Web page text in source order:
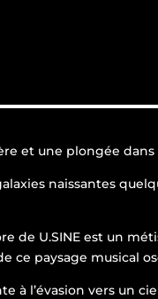
et une plongée
naissantes
de U.SINE est un
ce paysage musical
à l’évasion vers un